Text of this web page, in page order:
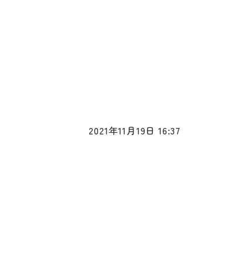
2021年11月19日 16:37